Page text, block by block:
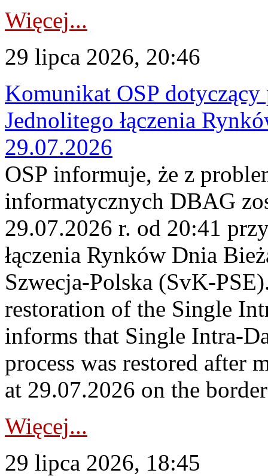
Więcej...
29 lipca 2026, 20:46
Komunikat OSP
Jednolitego łączenia
29.07.2026
OSP informuje, że z
informatycznych DBAG
29.07.2026 r. od 20:41
łączenia Rynków Dnia
Szwecja-Polska (SvK-
restoration of the Single
informs that Single Intra-
process was restored after
at 29.07.2026 on the
Więcej...
29 lipca 2026, 18:45